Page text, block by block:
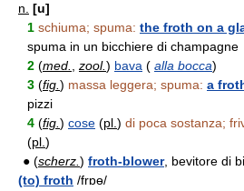
n. [u]
1 schiuma; spuma: the froth on a
spuma in un bicchiere di champagne
2 (med. zool.) bava ( alla bocca)
3 (fig. ) massa leggera; spuma: a
pizzi
4 (fig. ) cose (pl. ) di poca sostanza;
(pl. )
● (scherz. ) froth-blower, bevitore di
(to) froth /frɒɵ/